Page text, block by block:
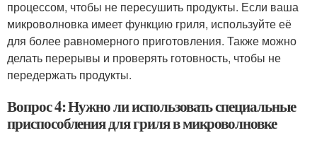
процессом, чтобы не пересушить продукты. Если ваша
микроволновка имеет функцию гриля, используйте её
для более равномерного приготовления. Также можно
делать перерывы и проверять готовность, чтобы не
передержать продукты.
Вопрос 4: Нужно ли использовать специальные
приспособления для гриля в микроволновке